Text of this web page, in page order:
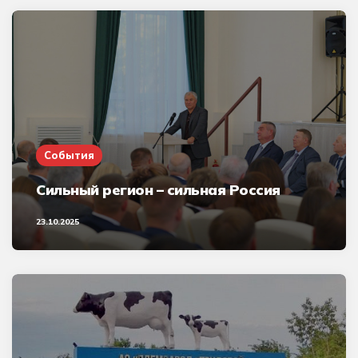
События
Сильный регион – сильная Россия
23.10.2025